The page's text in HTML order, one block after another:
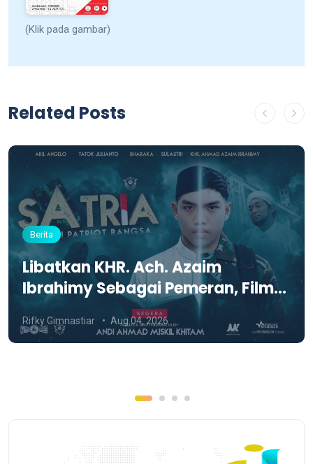
(Klik pada gambar)
Related Posts
Berita
Libatkan KHR. Ach. Azaim
Ibrahimy Sebagai Pemeran, Film
SATRIA Siap Tayang di KCM Roxy
Rifky Gimnastiar Aug 04, 2026